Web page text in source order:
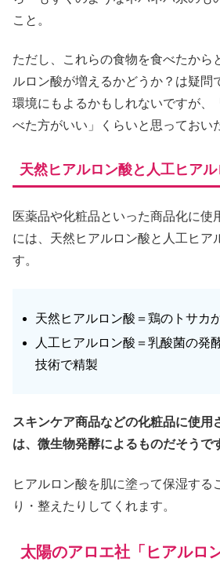
こと。
ただし、これらの食物を食べたから
ルロン酸が増えるかどうか？は疑
環境にもよるかもしれないですが、
べた方がいい」くらいと思っておい
天然ヒアルロン酸と人工ヒア
医薬品や化粧品といった商品化に使
には、天然ヒアルロン酸と人工ヒア
す。
天然ヒアルロン酸＝鶏のトサカ
人工ヒアルロン酸＝乳酸菌の発
技術で精製
スキンケア商品などの化粧品に使用
は、微生物発酵によるものだそうで
ヒアルロン酸を肌に塗って保湿する
り・整えたりしてくれます。
太陽のアロエ社「ヒアルロ